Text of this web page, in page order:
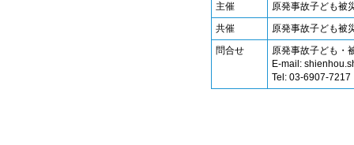
主催
原発事故子ども被
共催
原発事故子ども被
問合せ
原発事故子ども
E-mail:
Tel: 03-6907-